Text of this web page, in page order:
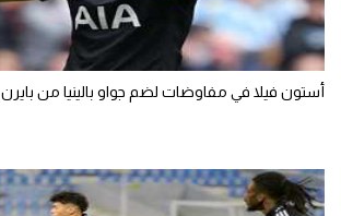
أستون فيلا في مفاوضات لضم جواو بالينيا من بايرن